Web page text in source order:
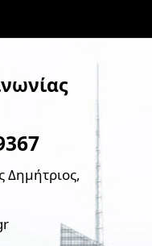
Δημήτριος,